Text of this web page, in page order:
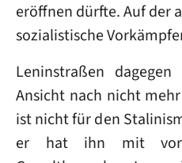
eröffnen dürfte. Auf der
sozialistische
Leninstraßen
Ansicht nach nicht
ist nicht für den
er hat ihn mit